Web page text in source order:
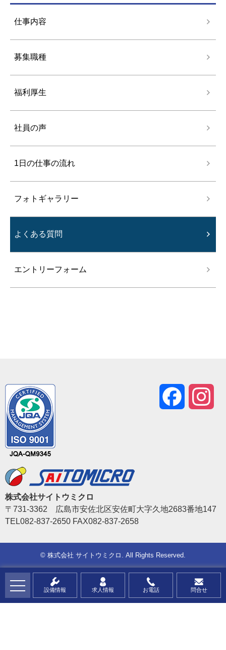
仕事内容
募集職種
福利厚生
社員の声
1日の仕事の流れ
フォトギャラリー
よくある質問
エントリーフォーム
Facebook
株式会社サイトウミクロ
〒731-3362 広島市安佐北区安佐町大字久地2683番地147
TEL082-837-2650 FAX082-837-2658
© 株式会社 サイトウミクロ . All Rights Reserved.
設備情報 求人情報 お電話 問合せ